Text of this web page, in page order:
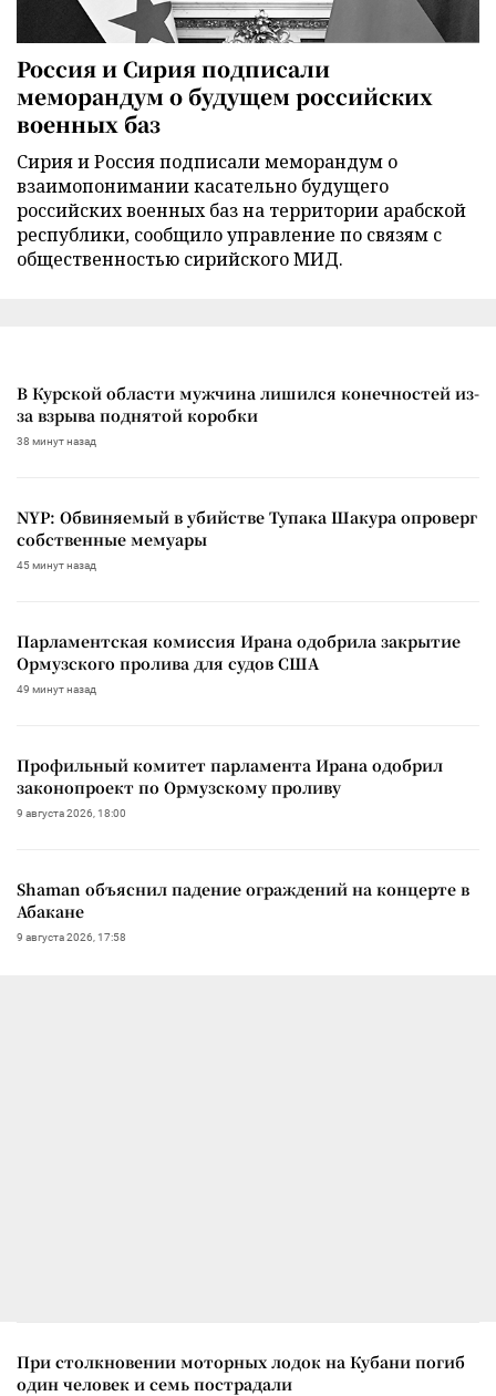
Россия и Сирия подписали
меморандум о будущем российских
военных баз
Сирия и Россия подписали меморандум о
взаимопонимании касательно будущего
российских военных баз на территории арабской
республики, сообщило управление по связям с
общественностью сирийского МИД.
В Курской области мужчина лишился конечностей из-
за взрыва поднятой коробки
38 минут назад
NYP: Обвиняемый в убийстве Тупака Шакура опроверг
собственные мемуары
45 минут назад
Парламентская комиссия Ирана одобрила закрытие
Ормузского пролива для судов США
49 минут назад
Профильный комитет парламента Ирана одобрил
законопроект по Ормузскому проливу
9 августа 2026, 18:00
Shaman объяснил падение ограждений на концерте в
Абакане
9 августа 2026, 17:58
При столкновении моторных лодок на Кубани погиб
один человек и семь пострадали